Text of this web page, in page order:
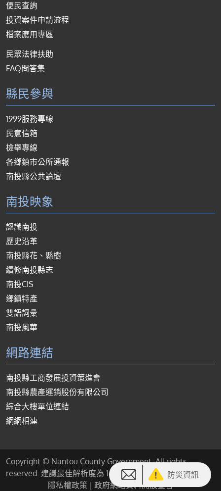
防災資訊
便民查詢
投資案件申請流程
檔案應用專區
民眾法律扶助
FAQ問答集
縣民參與
1999服務專線
民意信箱
檢舉專線
各鄉鎮市公所通報
南投縣公共論壇
南投映象
認識南投
歷史沿革
南投縣花、縣樹
續修南投縣志
南投CIS
鄉鎮特產
雙語詞彙
南投風華
網路連結
南投縣工商發展投資策進會
南投縣農產運銷股份有限公司
綜合大樓單位連結
網網相連
Copyright © Nantou County Government. All rights
reserved. 建議最佳解析度為 1440*900 或以上
隱私權政策 | 政府網站資料開放宣告